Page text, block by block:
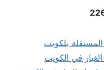
بلكويت
في الكويت